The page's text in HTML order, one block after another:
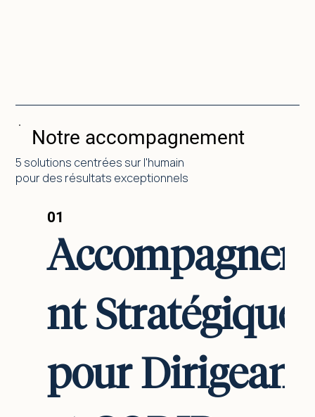
01
nt Stratégique
pour
5 solutions centrées sur l'humain
pour des résultats exceptionnels
Notre accompagnement